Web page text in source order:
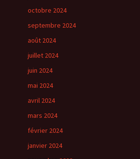
octobre 2024
septembre 2024
août 2024
juillet 2024
juin 2024
mai 2024
avril 2024
mars 2024
février 2024
janvier 2024